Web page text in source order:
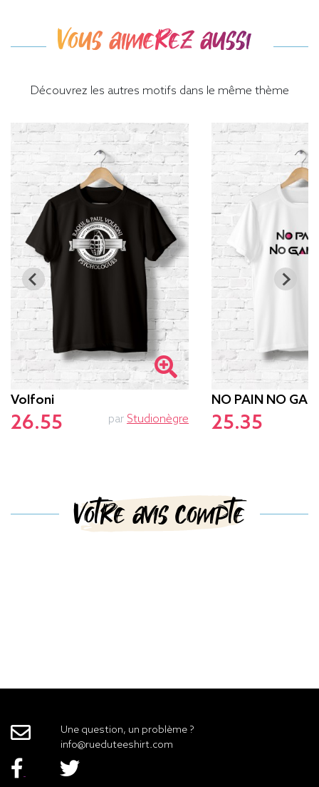
Vous aimerez aussi
Découvrez les autres motifs dans le même thème
Volfoni
26.55 par Studionègre
NO PAIN NO
25.35
Votre avis compte
Une question, un problème ?
info@rueduteeshirt.com